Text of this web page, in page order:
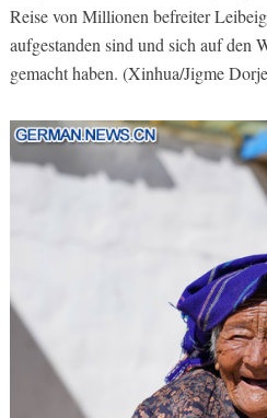
Reise von Millionen befreiter
aufgestanden sind und sich auf den
gemacht haben. (Xinhua/Jigme